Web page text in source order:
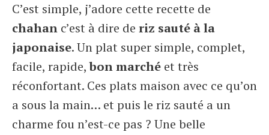
C’est simple, j’adore cette recette de
chahan c’est à dire de riz sauté à la
japonaise. Un plat super simple, complet,
facile, rapide,bon marché et très
réconfortant. Ces plats maison avec ce qu’on
a sous la main… et puis le riz sauté a un
charme fou n’est-ce pas ? Une belle